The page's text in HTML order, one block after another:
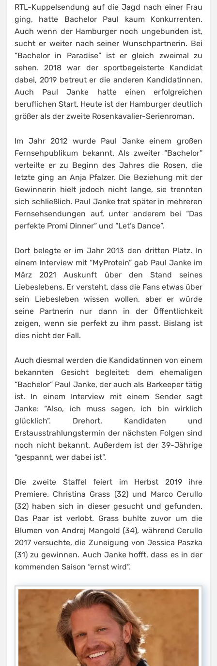
RTL-Kuppelsendung auf die Jagd nach einer Frau
ging, hatte Bachelor Paul kaum Konkurrenten.
Auch wenn der Hamburger noch ungebunden ist,
sucht er weiter nach seiner Wunschpartnerin. Bei
“Bachelor in Paradise” ist er gleich zweimal zu
sehen. 2018 war der sportbegeisterte Kandidat
dabei, 2019 betreut er die anderen Kandidatinnen.
Auch Paul Janke hatte einen erfolgreichen
beruflichen Start. Heute ist der Hamburger deutlich
größer als der zweite Rosenkavalier-Serienroman.
Im Jahr 2012 wurde Paul Janke einem großen
Fernsehpublikum bekannt. Als zweiter “Bachelor”
verteilte er zu Beginn des Jahres die Rosen, die
letzte ging an Anja Pfalzer. Die Beziehung mit der
Gewinnerin hielt jedoch nicht lange, sie trennten
sich schließlich. Paul Janke trat später in mehreren
Fernsehsendungen auf, unter anderem bei “Das
perfekte Promi Dinner” und “Let’s Dance”.
Dort belegte er im Jahr 2013 den dritten Platz. In
einem Interview mit “MyProtein” gab Paul Janke im
März 2021 Auskunft über den Stand seines
Liebeslebens. Er versteht, dass die Fans etwas über
sein Liebesleben wissen wollen, aber er würde
seine Partnerin nur dann in der Öffentlichkeit
zeigen, wenn sie perfekt zu ihm passt. Bislang ist
dies nicht der Fall.
Auch diesmal werden die Kandidatinnen von einem
bekannten Gesicht begleitet: dem ehemaligen
“Bachelor” Paul Janke, der auch als Barkeeper tätig
ist. In einem Interview mit einem Sender sagt
Janke: “Also, ich muss sagen, ich bin wirklich
glücklich”. Drehort, Kandidaten und
Erstausstrahlungstermin der nächsten Folgen sind
noch nicht bekannt. Außerdem ist der 39-Jährige
“gespannt, wer dabei ist”.
Die zweite Staffel feiert im Herbst 2019 ihre
Premiere. Christina Grass (32) und Marco Cerullo
(32) haben sich in dieser gesucht und gefunden.
Das Paar ist verlobt. Grass buhlte zuvor um die
Blumen von Andrej Mangold (34), während Cerullo
2017 versuchte, die Zuneigung von Jessica Paszka
(31) zu gewinnen. Auch Janke hofft, dass es in der
kommenden Saison “ernst wird”.